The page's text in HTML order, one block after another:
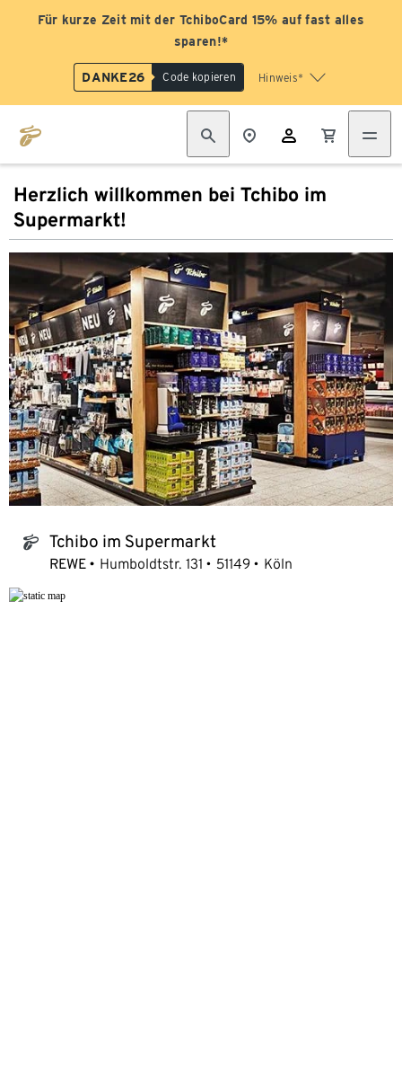
Für kurze Zeit mit der TchiboCard 15% auf fast alles
sparen!*
DANKE26 Code kopieren Hinweis*
Herzlich willkommen bei Tchibo im
Supermarkt!
tchibo_logo Tchibo im Supermarkt
REWE Humboldtstr. 131 51149 Köln